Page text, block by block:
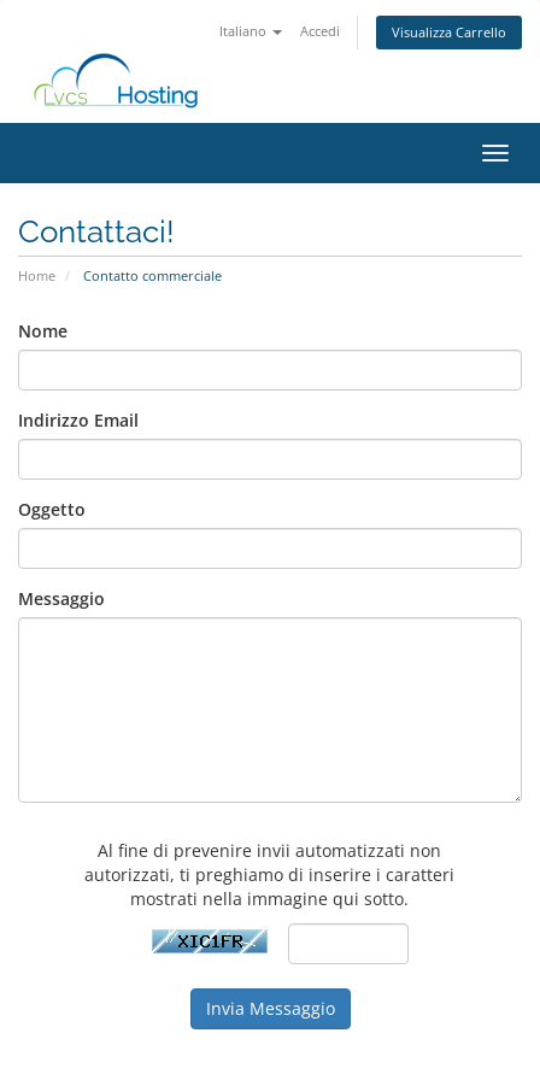
Italiano Accedi Visualizza Carrello
Contattaci!
Home Contatto commerciale
Nome
Indirizzo Email
Oggetto
Messaggio
Al fine di prevenire invii automatizzati non
autorizzati, ti preghiamo di inserire i caratteri
mostrati nella immagine qui sotto.
Invia Messaggio